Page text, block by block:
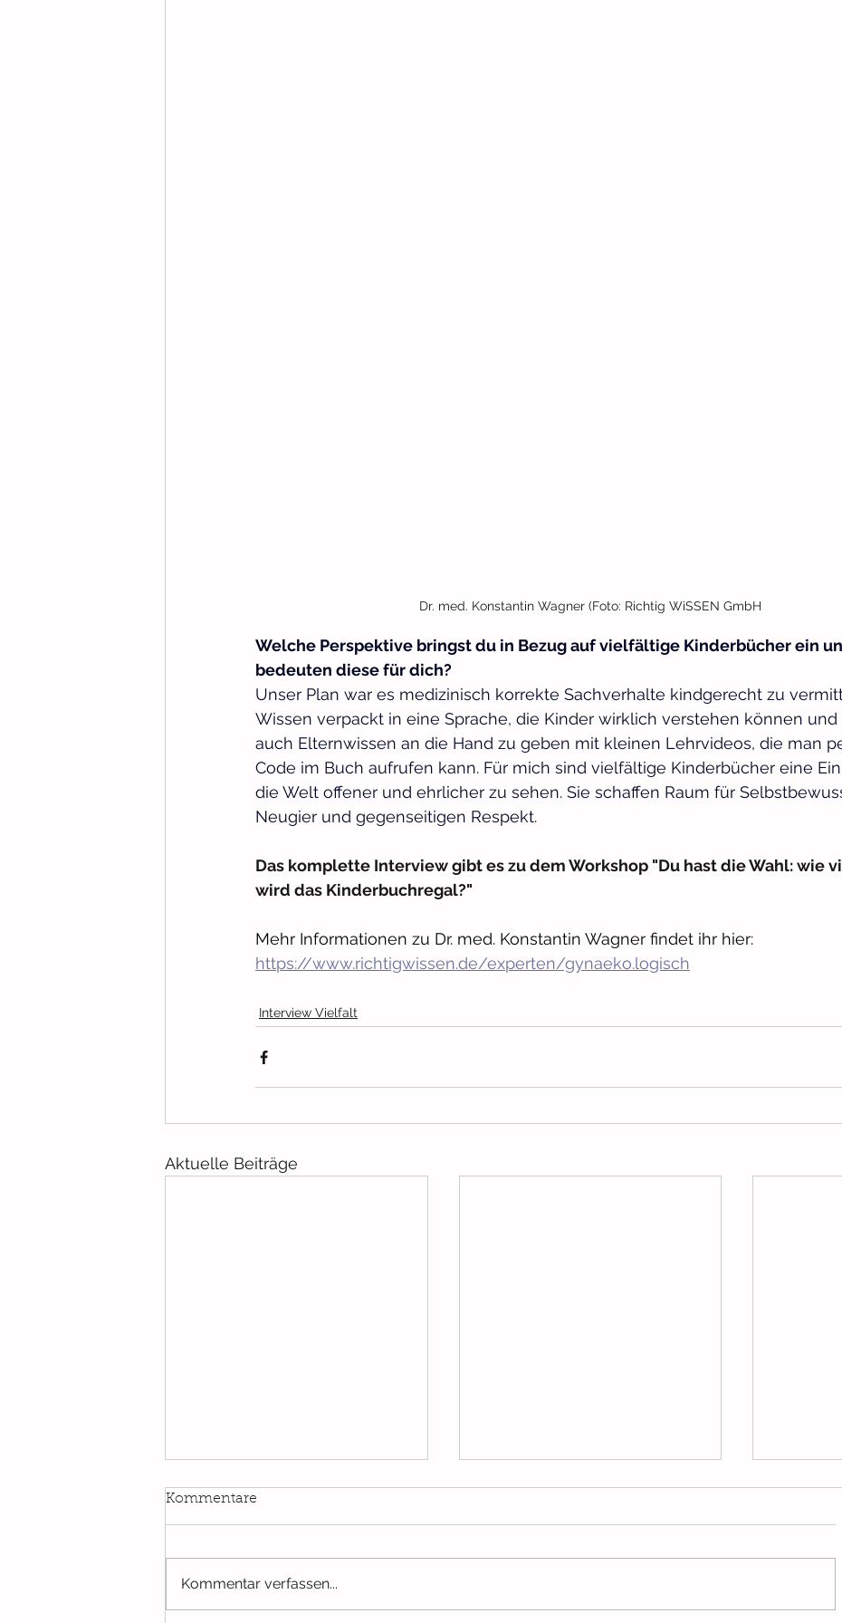
Dr. med. Konstantin Wagner (Foto: Richtig WiSSEN GmbH
Welche Perspektive bringst du in Bezug auf vielfältige Kinderbücher ein
bedeuten diese für dich?
Unser Plan war es medizinisch korrekte Sachverhalte kindgerecht zu
Wissen verpackt in eine Sprache, die Kinder wirklich verstehen können und
auch Elternwissen an die Hand zu geben mit kleinen Lehrvideos, die man
Code im Buch aufrufen kann. Für mich sind vielfältige Kinderbücher eine
die Welt offener und ehrlicher zu sehen. Sie schaffen Raum für
Neugier und gegenseitigen Respekt.
Das komplette Interview gibt es zu dem Workshop "Du hast die Wahl: wie
wird das Kinderbuchregal?"
Mehr Informationen zu Dr. med. Konstantin Wagner findet ihr hier:
https://www.richtigwissen.de/experten/gynaeko.logisch
Interview Vielfalt
Aktuelle Beiträge
Kommentare
Kommentar verfassen...